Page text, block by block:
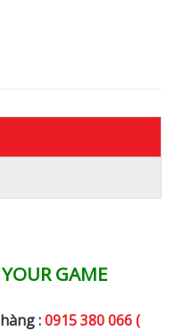
GAME
:0915 380 066 (